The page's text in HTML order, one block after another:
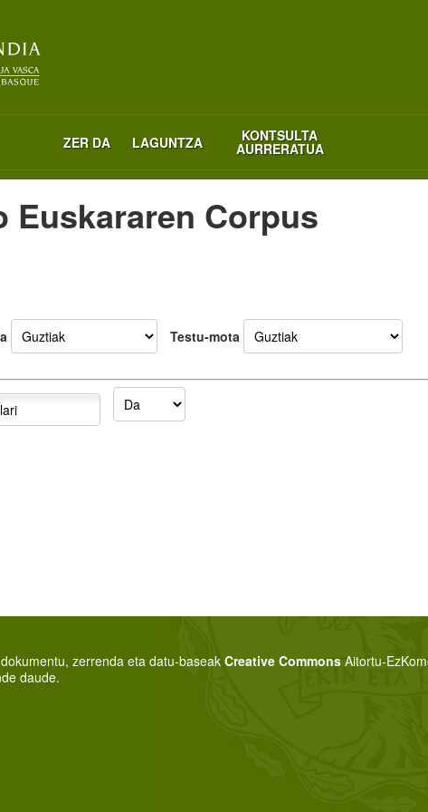
ZER DA LAGUNTZA KONTSULTA
AURRERATUA
Euskararen Corpus
Testu-mota
zerrenda eta datu-baseakCreative Commons Aitortu-
daude.